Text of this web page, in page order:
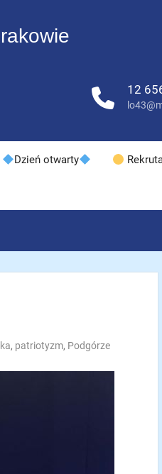
12
Dzień otwarty
, patriotyzm, Podgórze